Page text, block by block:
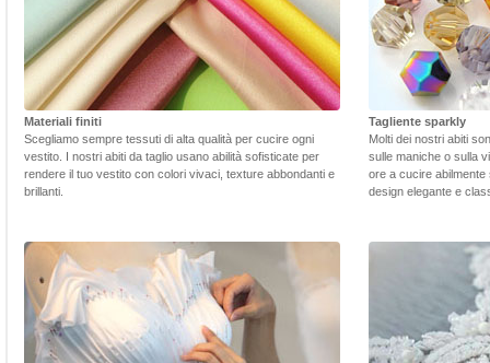
Materiali finiti
Scegliamo sempre tessuti di alta qualità per cucire ogni
vestito. I nostri abiti da taglio usano abilità sofisticate per
rendere il tuo vestito con colori vivaci, texture abbondanti e
brillanti.
Tagliente sparkly
Molti dei nostri abiti
sulle maniche o sulla
ore a cucire
design elegante e